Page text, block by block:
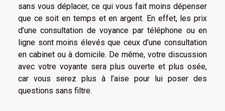
sans vous déplacer, ce qui vous fait moins dépenser
que ce soit en temps et en argent. En effet, les prix
d’une consultation de voyance par téléphone ou en
ligne sont moins élevés que ceux d’une consultation
en cabinet ou à domicile. De même, votre discussion
avec votre voyante sera plus ouverte et plus osée,
car vous serez plus à l’aise pour lui poser des
questions sans filtre.